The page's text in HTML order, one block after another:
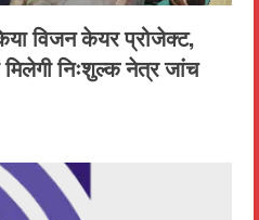
विजन केयर प्रोजेक्ट,
मिलेगी निःशुल्क नेत्र जांच